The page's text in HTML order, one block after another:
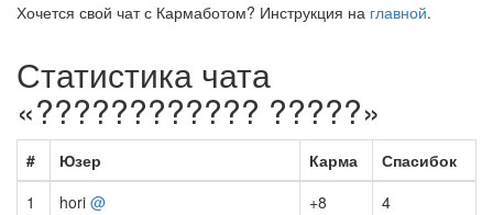
Хочется свой чат с Кармаботом? Инструкция на главной.
Статистика чата
«???????????? ?????»
# Юзер Карма
Спасибок
1
hori @ +8
4